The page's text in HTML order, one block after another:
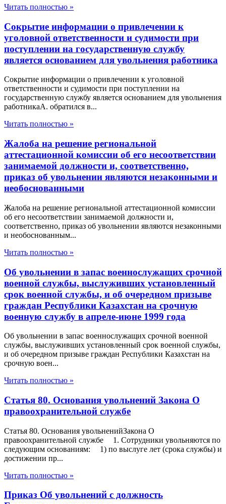
Читать полностью »
Сокрытие информации о привлечении к
уголовной ответственности и судимости при
поступлении на государственную службу
является основанием для увольнения работника
Сокрытие информации о привлечении к уголовной
ответственности и судимости при поступлении на
государственную службу является основанием для увольнения
работникаА. обратился в...
Читать полностью »
Жалоба на решение региональной
аттестационной комиссии об его несоответствии
занимаемой должности и, соответственно,
приказ об увольнении являются незаконными и
необоснованными
Жалоба на решение региональной аттестационной комиссии
об его несоответствии занимаемой должности и,
соответственно, приказ об увольнении являются незаконными
и необоснованным...
Читать полностью »
Об увольнении в запас военнослужащих срочной
военной службы, выслуживших установленный
срок военной службы, и об очередном призыве
граждан Республики Казахстан на срочную
военную службу в апреле-июне 1999 года
Об увольнении в запас военнослужащих срочной военной
службы, выслуживших установленный срок военной службы,
и об очередном призыве граждан Республики Казахстан на
срочную воен...
Читать полностью »
Статья 80. Основания увольнений Закона О
правоохранительной службе
Статья 80. Основания увольненийЗакона О
правоохранительной службе 1. Сотрудники увольняются по
следующим основаниям: 1) по выслуге лет (срока службы) и
достижении пр...
Читать полностью »
Приказ Об увольнений с должность